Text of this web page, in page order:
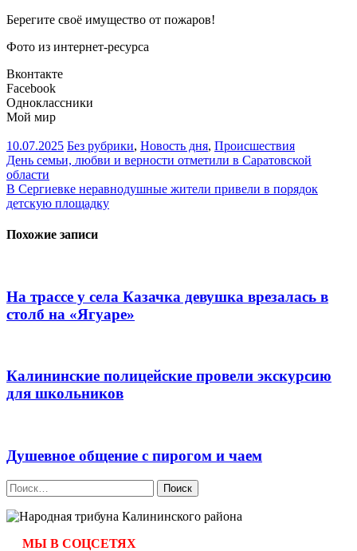
Берегите своё имущество от пожаров!
Фото из интернет-ресурса
Вконтакте
Facebook
Одноклассники
Мой мир
10.07.2025 Без рубрики, Новость дня, Происшествия
Навигация
по
записям
День семьи, любви и верности отметили в Саратовской
области
В Сергиевке неравнодушные жители привели в порядок
детскую площадку
Похожие записи
На трассе у села Казачка девушка врезалась в
столб на «Ягуаре»
Калининские полицейские провели экскурсию
для школьников
Душевное общение с пирогом и чаем
Найти:
МЫ В СОЦСЕТЯХ